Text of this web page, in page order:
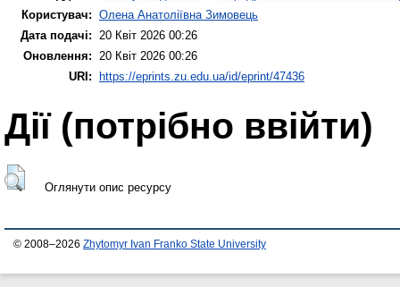
Користувач: Олена Анатоліївна Зимовець
Дата подачі: 20 Квіт 2026 00:26
Оновлення: 20 Квіт 2026 00:26
URI:
https://eprints.zu.edu.ua/id/eprint/47436
Дії ​​(потрібно ввійти)
Оглянути опис ресурсу
© 2008–2026 Zhytomyr Ivan Franko State University